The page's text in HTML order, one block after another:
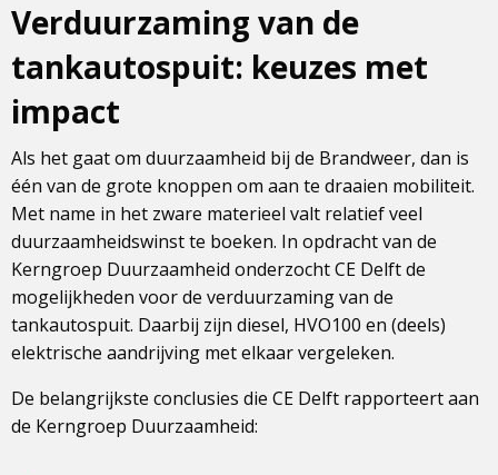
Verduurzaming van de
tankautospuit: keuzes met
impact
Als het gaat om duurzaamheid bij de Brandweer, dan is
één van de grote knoppen om aan te draaien mobiliteit.
Met name in het zware materieel valt relatief veel
duurzaamheidswinst te boeken. In opdracht van de
Kerngroep Duurzaamheid onderzocht CE Delft de
mogelijkheden voor de verduurzaming van de
tankautospuit. Daarbij zijn diesel, HVO100 en (deels)
elektrische aandrijving met elkaar vergeleken.
De belangrijkste conclusies die CE Delft rapporteert aan
de Kerngroep Duurzaamheid: